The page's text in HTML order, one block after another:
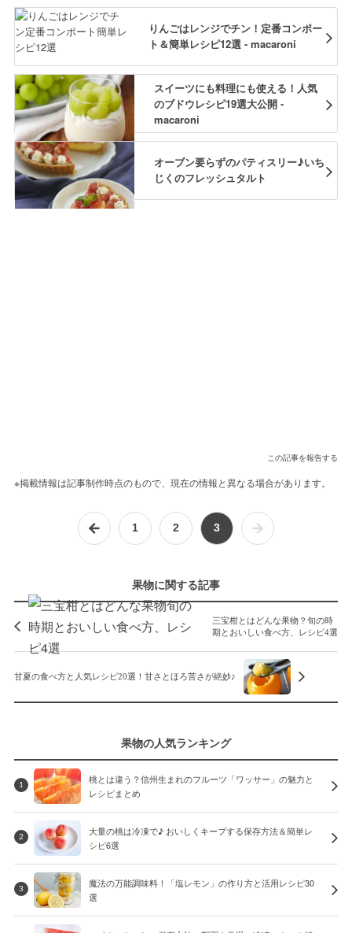
りんごはレンジでチン！定番コンポー
ト＆簡単レシピ12選 - macaroni
スイーツにも料理にも使える！人気
のブドウレシピ19選大公開 -
macaroni
オーブン要らずのパティスリー♪いち
じくのフレッシュタルト
この記事を報告する
※掲載情報は記事制作時点のもので、現在の情報と異なる場合があります。
1 2 3
果物に関する記事
三宝柑とはどんな果物？旬の時
期とおいしい食べ方、レシピ4選
甘夏の食べ方と人気レシピ20選！甘さとほろ苦さが絶妙♪
果物の人気ランキング
1
桃とは違う？信州生まれのフルーツ「ワッサー」の魅力と
レシピまとめ
2
大量の桃は冷凍で♪ おいしくキープする保存方法＆簡単レ
シピ6選
3
魔法の万能調味料！「塩レモン」の作り方と活用レシピ30
選